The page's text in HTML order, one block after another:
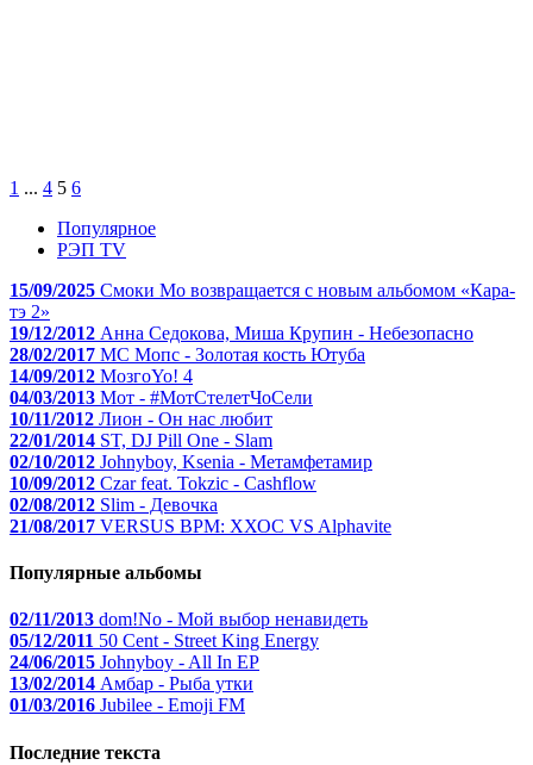
1 ... 4 5 6
Популярное
РЭП TV
15/09/2025 Смоки Мо возвращается с новым альбомом «Кара-
тэ 2»
19/12/2012 Анна Седокова, Миша Крупин - Небезопасно
28/02/2017 МС Мопс - Золотая кость Ютуба
14/09/2012 МозгоYo! 4
04/03/2013 Мот - #МотСтелетЧоСели
10/11/2012 Лион - Он нас любит
22/01/2014 ST, DJ Pill One - Slam
02/10/2012 Johnyboy, Ksenia - Метамфетамир
10/09/2012 Czar feat. Tokzic - Cashflow
02/08/2012 Slim - Девочка
21/08/2017 VERSUS BPM: ХХОС VS Alphavite
Популярные альбомы
02/11/2013 dom!No - Мой выбор ненавидеть
05/12/2011 50 Cent - Street King Energy
24/06/2015 Johnyboy - All In EP
13/02/2014 Амбар - Рыба утки
01/03/2016 Jubilee - Emoji FM
Последние текста